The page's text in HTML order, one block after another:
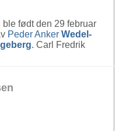
ble født den 29 februar
Peder Anker Wedel-
. Carl Fredrik